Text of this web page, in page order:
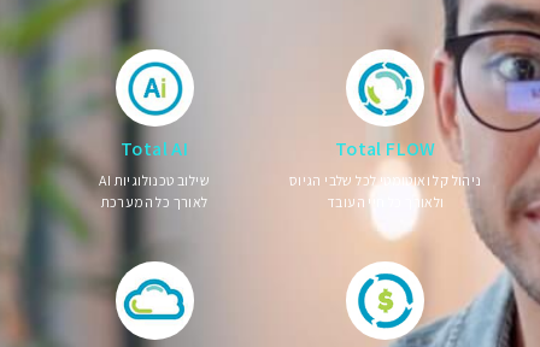
Total FLOW
ניהול קל ואוטומטי לכל שלבי הגיוס
ולאורך כל חיי העובד
Total AI
שילוב טכנולוגיות AI
לאורך כל המערכת